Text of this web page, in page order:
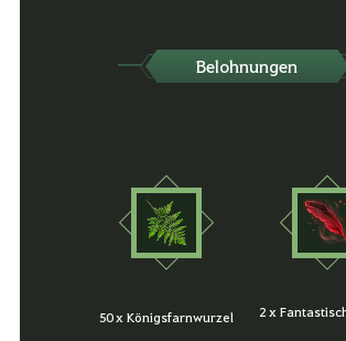
Belohnungen
50 x Königsfarnwurzel 2 x